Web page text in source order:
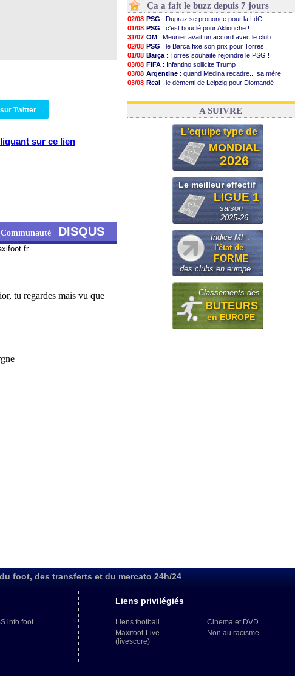
Twitter
sur ce lien
Communauté DISQUS
Ça a fait le buzz depuis 7 jours
02/08 PSG : Dupraz se prononce pour la LdC
01/08 PSG : c'est bouclé pour Akliouche !
31/07 OM : Meunier avait un accord avec le club
02/08 PSG : le Barça fixe son prix pour Torres
01/08 Barça : Torres souhaite rejoindre le PSG !
03/08 FIFA : Infantino sollicite Trump
03/08 Argentine : quand Medina recadre... sa mère
03/08 Real : le démenti de Leipzig pour Diomandé
31/07 FIFA: le conseiller d'Infantino démissionne !
A SUIVRE
L'equipe type de
MONDIAL
2026
Le meilleur effectif
LIGUE 1
saison
2025-26
Indice MF :
l'état de
FORME
des clubs en europe
Classements des
BUTEURS
en EUROPE
foot, des transferts et du mercato 24h/24
info foot
Liens privilégiés
Liens football
Maxifoot-Live
(livescore)
Cinema et DVD
Non au racisme